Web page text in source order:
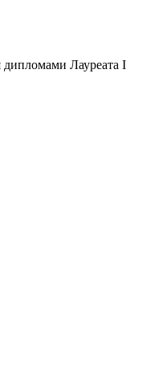
дипломами Лауреата I